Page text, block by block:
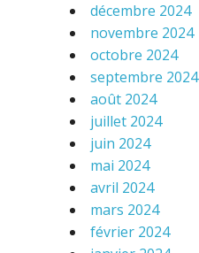
décembre 2024
novembre 2024
octobre 2024
septembre 2024
août 2024
juillet 2024
juin 2024
mai 2024
avril 2024
mars 2024
février 2024